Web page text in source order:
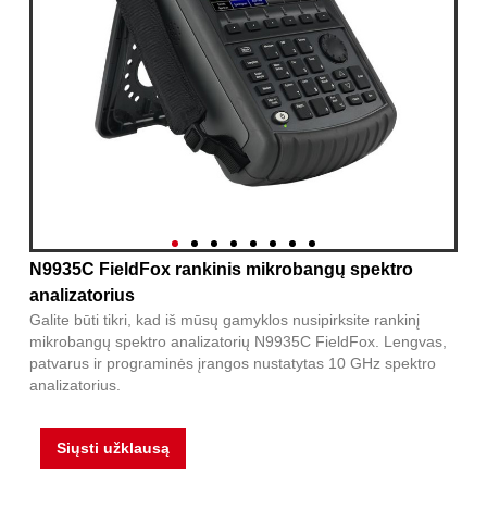
N9935C FieldFox rankinis mikrobangų spektro
analizatorius
Galite būti tikri, kad iš mūsų gamyklos nusipirksite rankinį
mikrobangų spektro analizatorių N9935C FieldFox. Lengvas,
patvarus ir programinės įrangos nustatytas 10 GHz spektro
analizatorius.
Siųsti užklausą